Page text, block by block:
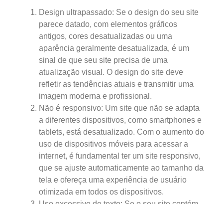
Design ultrapassado: Se o design do seu site
parece datado, com elementos gráficos
antigos, cores desatualizadas ou uma
aparência geralmente desatualizada, é um
sinal de que seu site precisa de uma
atualização visual. O design do site deve
refletir as tendências atuais e transmitir uma
imagem moderna e profissional.
Não é responsivo: Um site que não se adapta
a diferentes dispositivos, como smartphones e
tablets, está desatualizado. Com o aumento do
uso de dispositivos móveis para acessar a
internet, é fundamental ter um site responsivo,
que se ajuste automaticamente ao tamanho da
tela e ofereça uma experiência de usuário
otimizada em todos os dispositivos.